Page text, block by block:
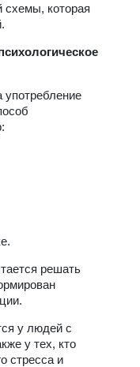
схемы, которая
употребление
решать
у людей с
у тех, кто
стресса и